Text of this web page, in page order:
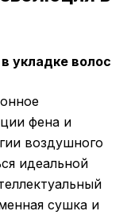
укладке волос
фена и
воздушного
идеальной
сушка и